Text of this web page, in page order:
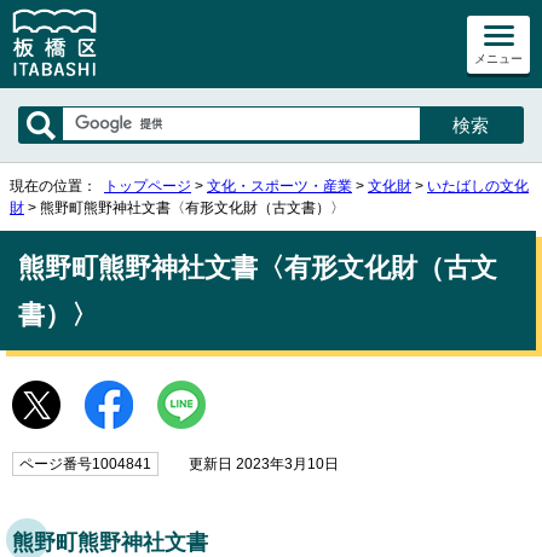
メニュー
現在の位置： トップページ > 文化・スポーツ・産業 > 文化財 > いたばしの文化
財 > 熊野町熊野神社文書〈有形文化財（古文書）〉
熊野町熊野神社文書〈有形文化財（古文
書）〉
ページ番号1004841 更新日 2023年3月10日
熊野町熊野神社文書